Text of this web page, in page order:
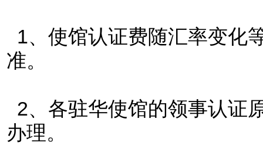
1、使馆认证费随汇率变化
准。
2、各驻华使馆的领事认证
办理。